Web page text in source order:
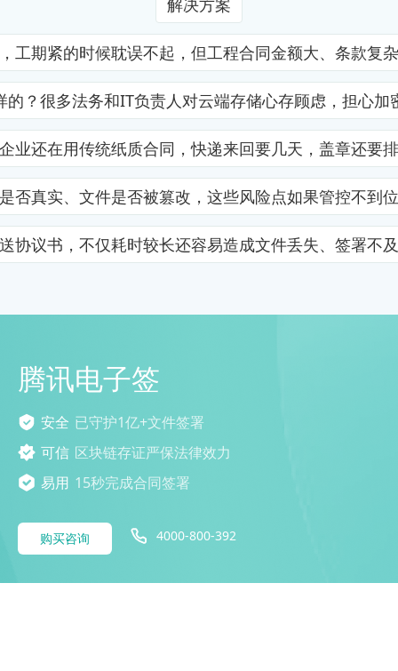
解决方案
期紧的时候耽误不起，但工程合同金额大、条款
很多法务和IT负责人对云端存储心存顾虑，担
还在用传统纸质合同，快递来回要几天，盖章还
真实、文件是否被篡改，这些风险点如果管控不
议书，不仅耗时较长还容易造成文件丢失、签署
腾讯电子签
安全 已守护1亿+文件签署
可信 区块链存证严保法律效力
易用 15秒完成合同签署
购买咨询 4000-800-392